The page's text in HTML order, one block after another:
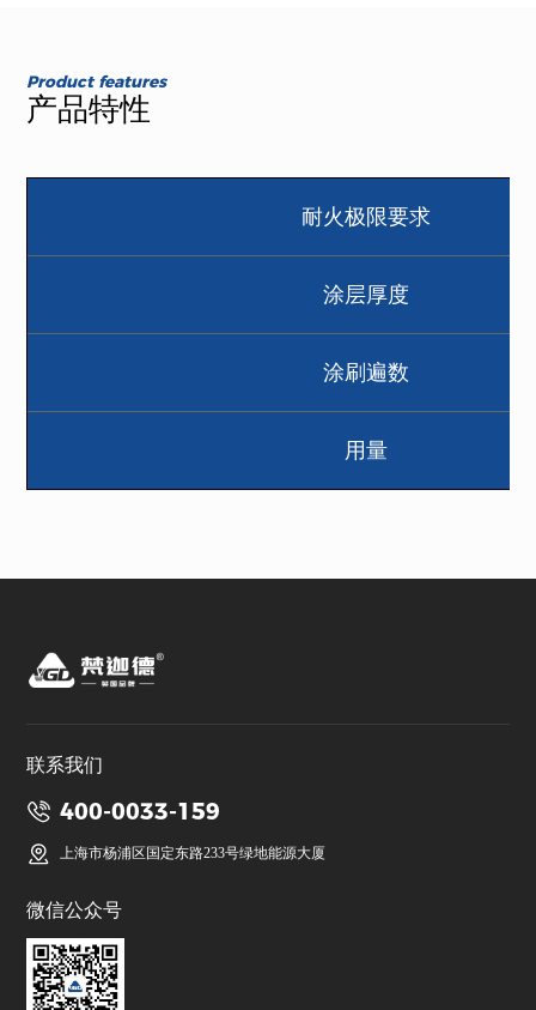
Product features
产品特性
耐火极限要求
涂层厚度
涂刷遍数
用量
联系我们
400-0033-159
上海市杨浦区国定东路233号绿地能源大厦
微信公众号